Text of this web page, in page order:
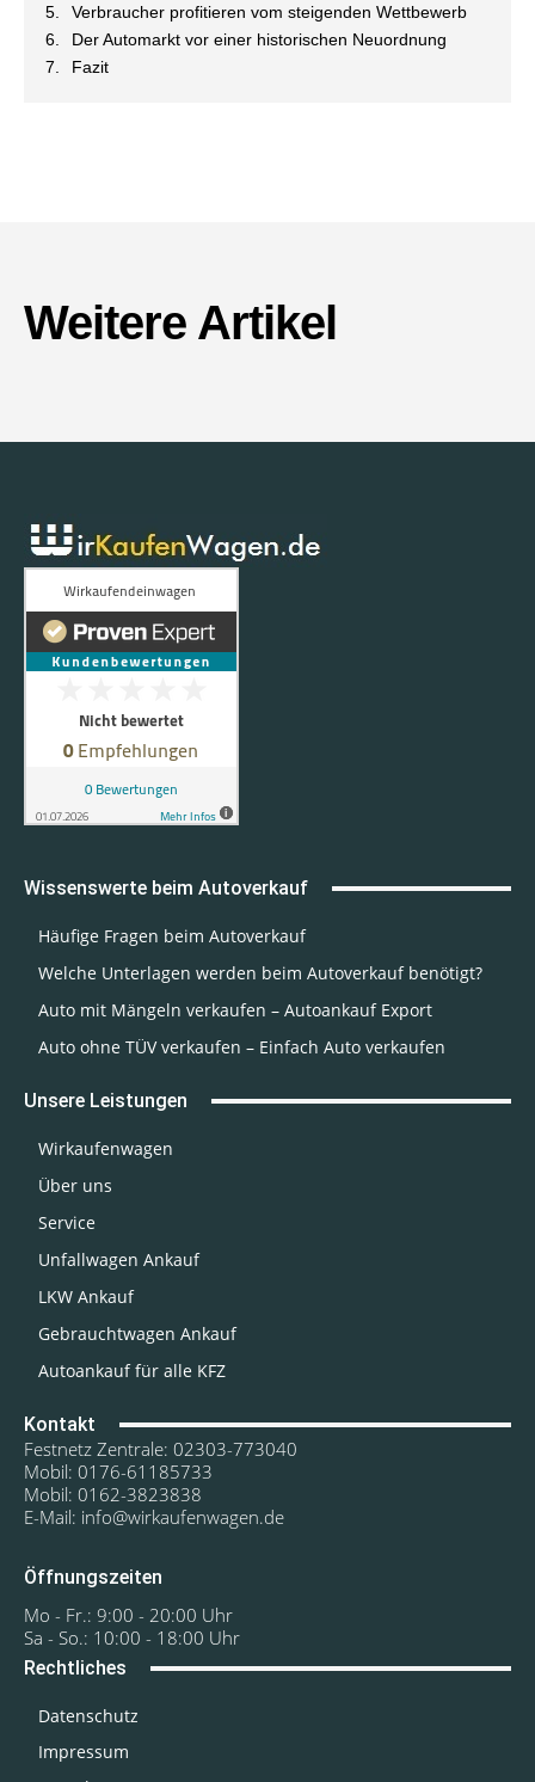
Verbraucher profitieren vom steigenden Wettbewerb
Der Automarkt vor einer historischen Neuordnung
Fazit
Weitere Artikel
Wissenswerte beim Autoverkauf
Häufige Fragen beim Autoverkauf
Welche Unterlagen werden beim Autoverkauf benötigt?
Auto mit Mängeln verkaufen – Autoankauf Export
Auto ohne TÜV verkaufen – Einfach Auto verkaufen
Unsere Leistungen
Wirkaufenwagen
Über uns
Service
Unfallwagen Ankauf
LKW Ankauf
Gebrauchtwagen Ankauf
Autoankauf für alle KFZ
Kontakt
Festnetz Zentrale: 02303-773040
Mobil: 0176-61185733
Mobil: 0162-3823838
E-Mail: info@wirkaufenwagen.de
Öffnungszeiten
Mo - Fr.: 9:00 - 20:00 Uhr
Sa - So.: 10:00 - 18:00 Uhr
Rechtliches
Datenschutz
Impressum